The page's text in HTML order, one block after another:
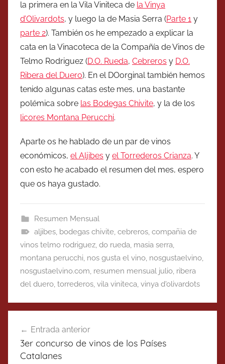
la primera en la Vila Viniteca de la Vinya
d’Olivardots, y luego la de Masia Serra (Parte 1 y
parte 2). También os he empezado a explicar la
cata en la Vinacoteca de la Compañía de Vinos de
Telmo Rodriguez (D.O. Rueda, Cebreros y D.O.
Ribera del Duero). En el DOorginal también hemos
tenido algunas catas este mes, una bastante
polémica sobre las Bodegas Chivite, y la de los
licores Montana Perucchi.
Aparte os he hablado de un par de vinos
económicos, el Aljibes y el Torrederos Crianza. Y
con esto he acabado el resumen del mes, espero
que os haya gustado.
Resumen Mensual
aljibes, bodegas chivite, cebreros, compañia de
vinos telmo rodriguez, do rueda, masia serra,
montana perucchi, nos gusta el vino, nosgustaelvino,
nosgustaelvino.com, resumen mensual julio, ribera
del duero, torrederos, vila viniteca, vinya d'olivardots
de
entradas
Entrada anterior
3er concurso de vinos de los Países
Catalanes